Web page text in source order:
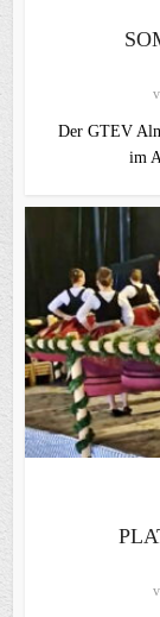
Der GTEV
im